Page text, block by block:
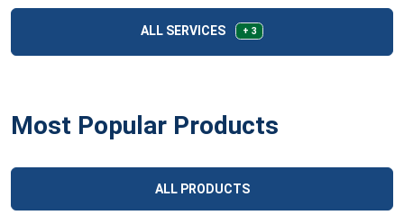
ALL SERVICES + 3
Most Popular Products
ALL PRODUCTS